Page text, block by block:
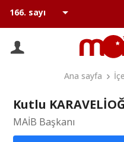
Ana sayfa
Kutlu
MAİB Başkanı